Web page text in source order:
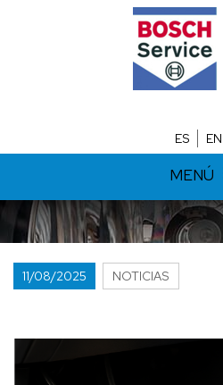
ES EN
MENÚ
11/08/2025 NOTICIAS